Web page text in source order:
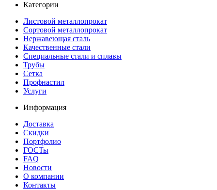
Категории
Листовой металлопрокат
Сортовой металлопрокат
Нержавеющая сталь
Качественные стали
Специальные стали и сплавы
Трубы
Сетка
Профнастил
Услуги
Информация
Доставка
Скидки
Портфолио
ГОСТы
FAQ
Новости
О компании
Контакты